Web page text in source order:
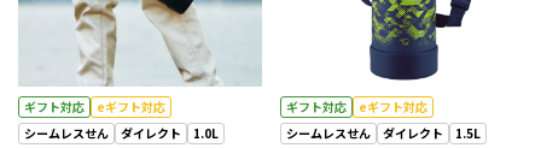
ギフト対応
eギフト対応
シームレスせん
ダイレクト 1.0L
ギフト対応
eギフト対応
シームレスせん
ダイレクト 1.5L